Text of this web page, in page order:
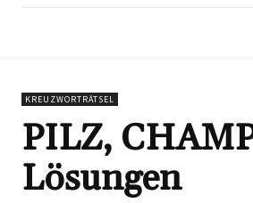
KREUZWORTRÄTSEL
PILZ,
Lösungen